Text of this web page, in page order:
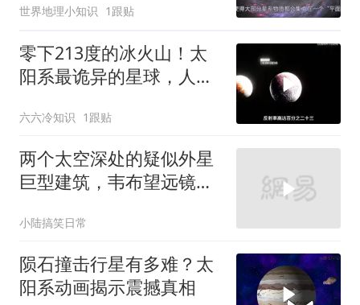
世界地理小知识 1跟贴
零下213度的冰火山！太
阳系最诡异的星球，人类
六六冷知识 1跟贴
两个太空深处的疑似外星
巨型建筑，韦布望远镜终
小陆搞笑日常
陨石撞击行星有多难？太
阳系动画揭示震撼真相